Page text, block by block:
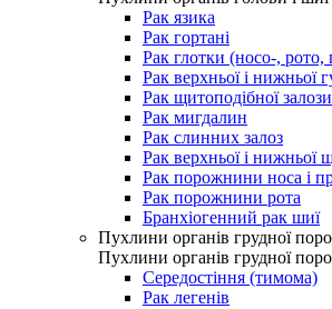
Рак язика
Рак гортані
Рак глотки (носо-, рото,
Рак верхньої і нижньої
Рак щитоподібної залози
Рак мигдалин
Рак слинних залоз
Рак верхньої і нижньої
Рак порожнини носа і
Рак порожнини рота
Бранхіогенний рак шиї
Пухлини органів грудної
Пухлини органів грудної
Середостіння (тимома)
Рак легенів